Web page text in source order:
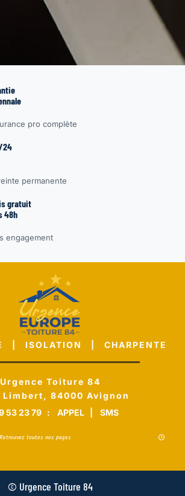
pro complète
24
permanente
gratuit
48h
engagement
| ISOLATION | CHARPENTE
Urgence Toiture 84
Limbert, 84000 Avignon
53 23 79 : APPEL SMS
Retrouvez toutes nos pages
© Urgence Toiture 84